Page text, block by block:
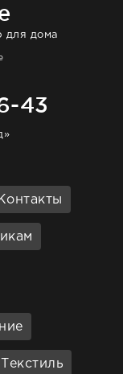
для дома
43
Текстиль